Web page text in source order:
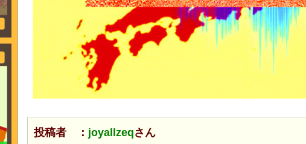
投稿者 ： joyallzeqさん